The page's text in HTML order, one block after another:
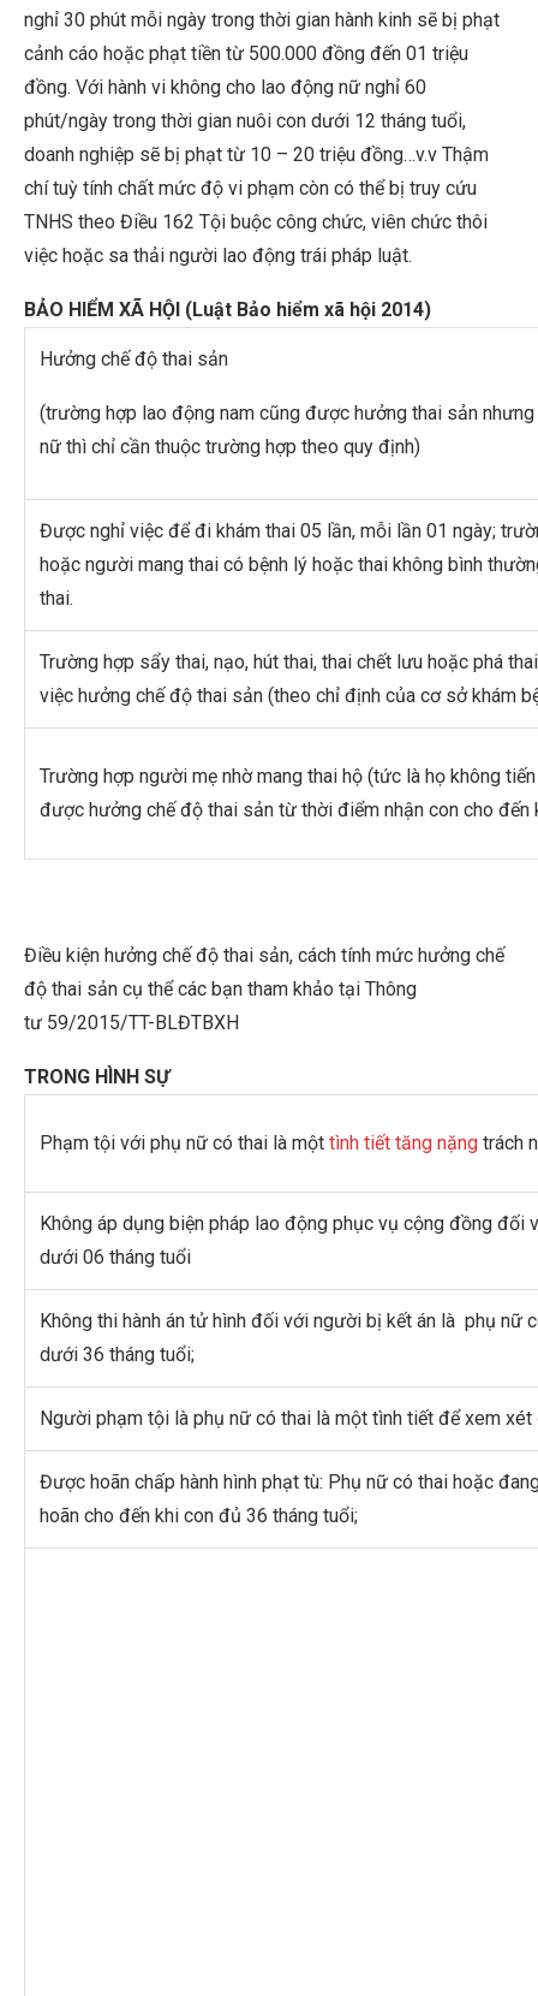
nghỉ 30 phút mỗi ngày trong thời gian hành kinh sẽ bị phạt
cảnh cáo hoặc phạt tiền từ 500.000 đồng đến 01 triệu
đồng. Với hành vi không cho lao động nữ nghỉ 60
phút/ngày trong thời gian nuôi con dưới 12 tháng tuổi,
doanh nghiệp sẽ bị phạt từ 10 – 20 triệu đồng…v.v Thậm
chí tuỳ tính chất mức độ vi phạm còn có thể bị truy cứu
TNHS theo Điều 162 Tội buộc công chức, viên chức thôi
việc hoặc sa thải người lao động trái pháp luật.
BẢO HIỂM XÃ HỘI (Luật Bảo hiểm xã hội 2014)
Hưởng chế độ thai sản
(trường hợp lao động nam cũng được hưởng thai sản
nữ thì chỉ cần thuộc trường hợp theo quy định)
Được nghỉ việc để đi khám thai 05 lần, mỗi lần 01 ngày;
hoặc người mang thai có bệnh lý hoặc thai không bình
thai.
Trường hợp sẩy thai, nạo, hút thai, thai chết lưu hoặc phá
việc hưởng chế độ thai sản (theo chỉ định của cơ sở khám
Trường hợp người mẹ nhờ mang thai hộ (tức là họ không
được hưởng chế độ thai sản từ thời điểm nhận con cho đến
Điều kiện hưởng chế độ thai sản, cách tính mức hưởng chế
độ thai sản cụ thể các bạn tham khảo tại Thông
tư 59/2015/TT-BLĐTBXH
TRONG HÌNH SỰ
Phạm tội với phụ nữ có thai là một tình tiết tăng nặng trách
Không áp dụng biện pháp lao động phục vụ cộng đồng đối
dưới 06 tháng tuổi
Không thi hành án tử hình đối với người bị kết án là phụ nữ
dưới 36 tháng tuổi;
Người phạm tội là phụ nữ có thai là một tình tiết để xem xét
Được hoãn chấp hành hình phạt tù: Phụ nữ có thai hoặc
hoãn cho đến khi con đủ 36 tháng tuổi;